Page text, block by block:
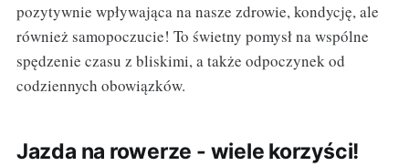
pozytywnie wpływająca na nasze zdrowie, kondycję, ale
również samopoczucie! To świetny pomysł na wspólne
spędzenie czasu z bliskimi, a także odpoczynek od
codziennych obowiązków.
Jazda na rowerze - wiele korzyści!